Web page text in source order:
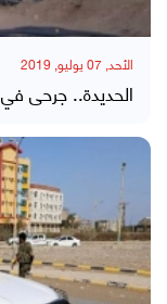
الأحد, 07 يوليو, 2019
الحديدة.. جرحى